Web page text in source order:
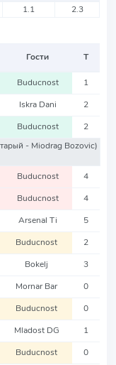
1.1 2.3
Гости Т
Buducnost 1
Iskra Dani 2
Buducnost
2
- Miodrag Bozovic)
Buducnost 4
Buducnost 4
Arsenal Ti 5
Buducnost 2
Bokelj 3
Mornar Bar 0
Buducnost 0
Mladost DG 1
Buducnost 0